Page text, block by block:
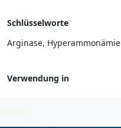
Schlüsselworte
Arginase, Hyperammonämie
Verwendung in
2026-08-08